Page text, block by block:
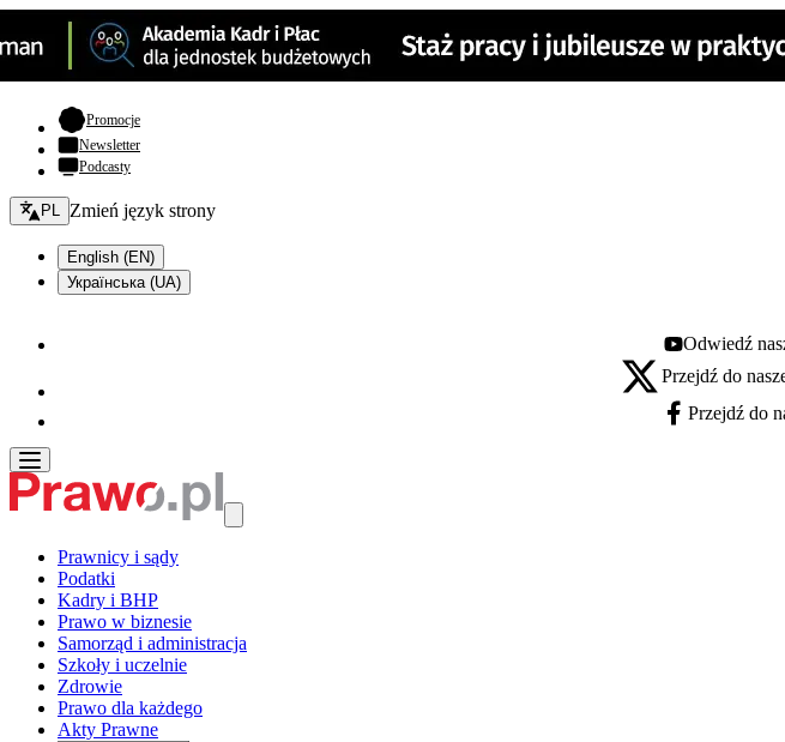
Promocje- otwiera się w nowej karcie
Newsletter
Podcasty
Zmień język - bieżący:
PL Zmień język strony
English (EN)
Українська (UA)
Youtube - otwiera
Odwiedź
X - otwiera się w nowej
Przejdź do
Facebook - otwiera
Przejdź do
Prawnicy i sądy
Podatki
Kadry i BHP
Prawo w biznesie
Samorząd i administracja
Szkoły i uczelnie
Zdrowie
Prawo dla każdego
Akty Prawne